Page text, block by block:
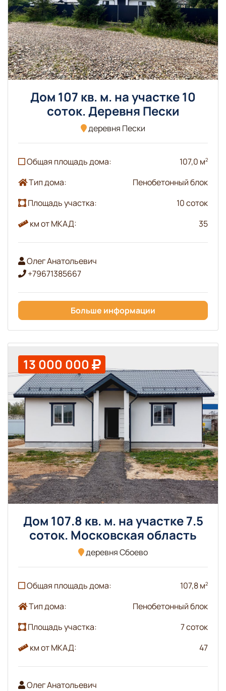
Дом 107 кв. м. на участке 10
соток. Деревня Пески
деревня Пески
Общая площадь дома: 107,0 м2
Тип дома:
Пенобетонный блок
Площадь участка:
10 соток
км от МКАД:
35
Олег Анатольевич
+79671385667
Больше информации
13 000 000
Дом 107.8 кв. м. на участке 7.5
соток. Московская область
деревня Сбоево
Общая площадь дома: 107,8 м2
Тип дома:
Пенобетонный блок
Площадь участка:
7 соток
км от МКАД:
47
Олег Анатольевич